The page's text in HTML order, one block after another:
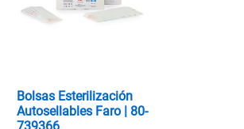
Bolsas Esterilización
Autosellables Faro | 80-
739366